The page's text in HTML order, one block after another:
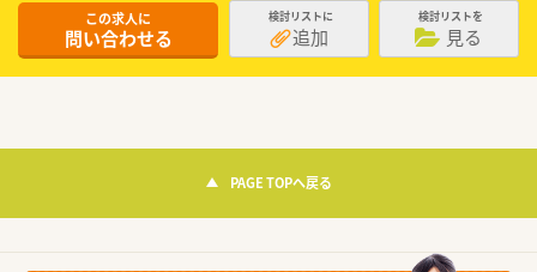
この求人に
問い合わせる
検討リストに
追加
検討リストを
見る
PAGE TOPへ戻る